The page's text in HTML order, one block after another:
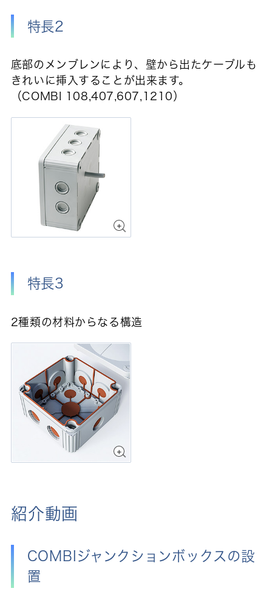
特長2
底部のメンブレンにより、壁から出たケーブルも
きれいに挿入することが出来ます。
（COMBI 108,407,607,1210）
特長3
2種類の材料からなる構造
紹介動画
COMBIジャンクションボックスの設
置